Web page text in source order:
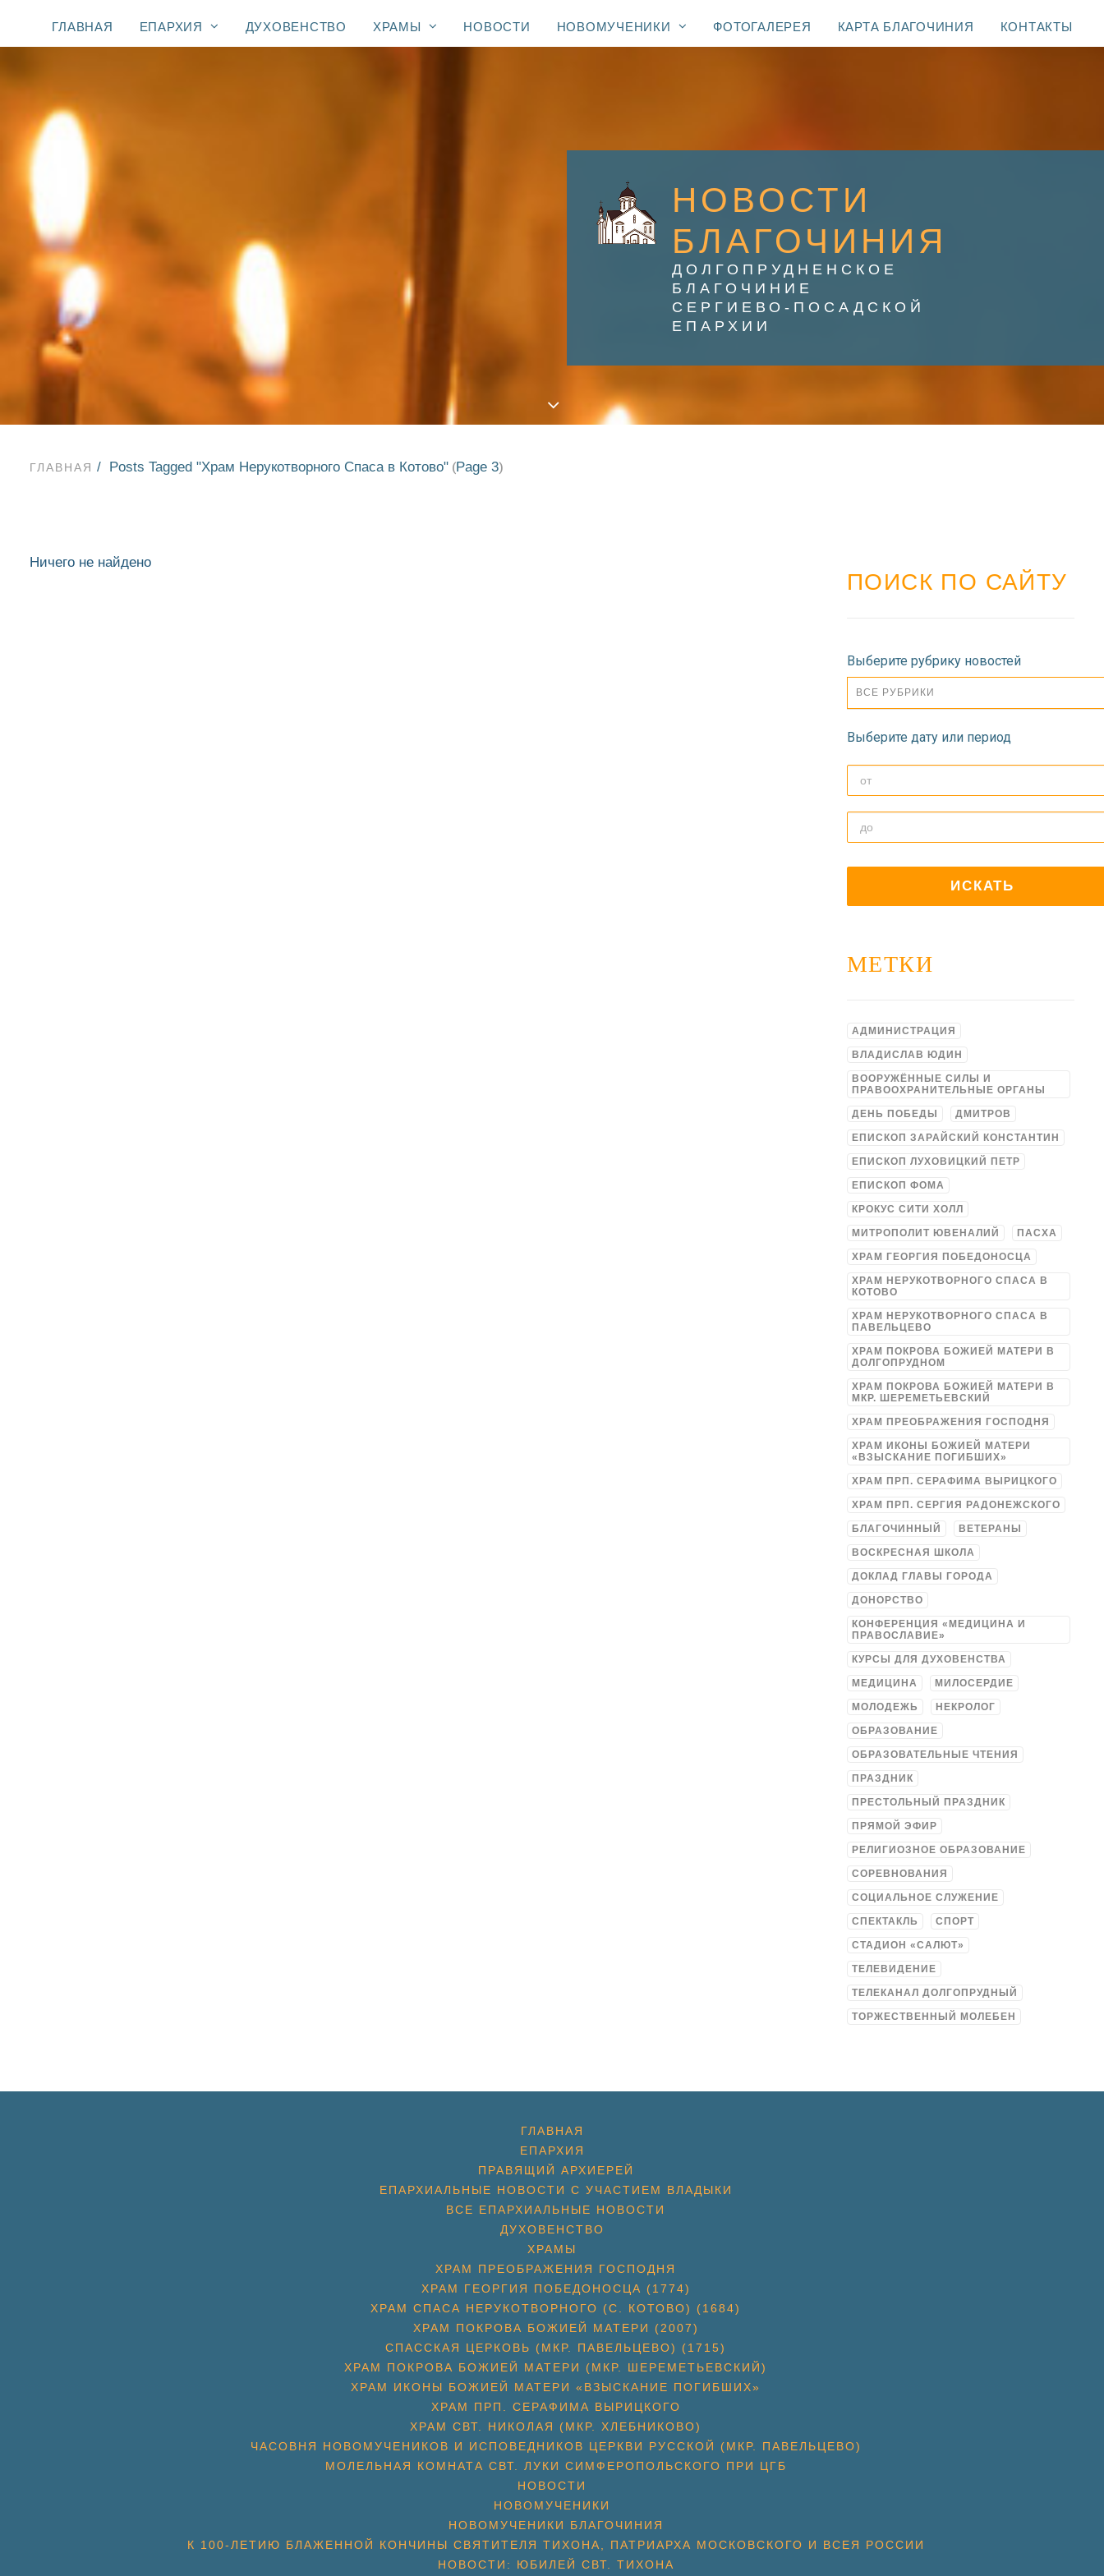
ГЛАВНАЯ ЕПАРХИЯ ДУХОВЕНСТВО ХРАМЫ НОВОСТИ НОВОМУЧЕНИКИ ФОТОГАЛЕРЕЯ КАРТА БЛАГОЧИНИЯ КОНТАКТЫ
НОВОСТИ
БЛАГОЧИНИЯ
ДОЛГОПРУДНЕНСКОЕ
БЛАГОЧИНИЕ
СЕРГИЕВО-ПОСАДСКОЙ
ЕПАРХИИ
ГЛАВНАЯ Posts Tagged "Храм Нерукотворного Спаса в Котово" (Page 3)
Ничего не найдено
ПОИСК ПО САЙТУ
Выберите рубрику новостей
ВСЕ РУБРИКИ
Выберите дату или период
МЕТКИ
АДМИНИСТРАЦИЯ
ВЛАДИСЛАВ ЮДИН
ВООРУЖЁННЫЕ СИЛЫ И
ПРАВООХРАНИТЕЛЬНЫЕ ОРГАНЫ
ДЕНЬ ПОБЕДЫ ДМИТРОВ
ЕПИСКОП ЗАРАЙСКИЙ КОНСТАНТИН
ЕПИСКОП ЛУХОВИЦКИЙ ПЕТР
ЕПИСКОП ФОМА
КРОКУС СИТИ ХОЛЛ
МИТРОПОЛИТ ЮВЕНАЛИЙ ПАСХА
ХРАМ ГЕОРГИЯ ПОБЕДОНОСЦА
ХРАМ НЕРУКОТВОРНОГО СПАСА В
КОТОВО
ХРАМ НЕРУКОТВОРНОГО СПАСА В
ПАВЕЛЬЦЕВО
ХРАМ ПОКРОВА БОЖИЕЙ МАТЕРИ В
ДОЛГОПРУДНОМ
ХРАМ ПОКРОВА БОЖИЕЙ МАТЕРИ В
МКР. ШЕРЕМЕТЬЕВСКИЙ
ХРАМ ПРЕОБРАЖЕНИЯ ГОСПОДНЯ
ХРАМ ИКОНЫ БОЖИЕЙ МАТЕРИ
«ВЗЫСКАНИЕ ПОГИБШИХ»
ХРАМ ПРП. СЕРАФИМА ВЫРИЦКОГО
ХРАМ ПРП. СЕРГИЯ РАДОНЕЖСКОГО
БЛАГОЧИННЫЙ ВЕТЕРАНЫ
ВОСКРЕСНАЯ ШКОЛА
ДОКЛАД ГЛАВЫ ГОРОДА
ДОНОРСТВО
КОНФЕРЕНЦИЯ «МЕДИЦИНА И
ПРАВОСЛАВИЕ»
КУРСЫ ДЛЯ ДУХОВЕНСТВА
МЕДИЦИНА МИЛОСЕРДИЕ
МОЛОДЕЖЬ НЕКРОЛОГ
ОБРАЗОВАНИЕ
ОБРАЗОВАТЕЛЬНЫЕ ЧТЕНИЯ
ПРАЗДНИК
ПРЕСТОЛЬНЫЙ ПРАЗДНИК
ПРЯМОЙ ЭФИР
РЕЛИГИОЗНОЕ ОБРАЗОВАНИЕ
СОРЕВНОВАНИЯ
СОЦИАЛЬНОЕ СЛУЖЕНИЕ
СПЕКТАКЛЬ СПОРТ
СТАДИОН «САЛЮТ»
ТЕЛЕВИДЕНИЕ
ТЕЛЕКАНАЛ ДОЛГОПРУДНЫЙ
ТОРЖЕСТВЕННЫЙ МОЛЕБЕН
ГЛАВНАЯ
ЕПАРХИЯ
ПРАВЯЩИЙ АРХИЕРЕЙ
ЕПАРХИАЛЬНЫЕ НОВОСТИ С УЧАСТИЕМ ВЛАДЫКИ
ВСЕ ЕПАРХИАЛЬНЫЕ НОВОСТИ
ДУХОВЕНСТВО
ХРАМЫ
ХРАМ ПРЕОБРАЖЕНИЯ ГОСПОДНЯ
ХРАМ ГЕОРГИЯ ПОБЕДОНОСЦА (1774)
ХРАМ СПАСА НЕРУКОТВОРНОГО (С. КОТОВО) (1684)
ХРАМ ПОКРОВА БОЖИЕЙ МАТЕРИ (2007)
СПАССКАЯ ЦЕРКОВЬ (МКР. ПАВЕЛЬЦЕВО) (1715)
ХРАМ ПОКРОВА БОЖИЕЙ МАТЕРИ (МКР. ШЕРЕМЕТЬЕВСКИЙ)
ХРАМ ИКОНЫ БОЖИЕЙ МАТЕРИ «ВЗЫСКАНИЕ ПОГИБШИХ»
ХРАМ ПРП. СЕРАФИМА ВЫРИЦКОГО
ХРАМ СВТ. НИКОЛАЯ (МКР. ХЛЕБНИКОВО)
ЧАСОВНЯ НОВОМУЧЕНИКОВ И ИСПОВЕДНИКОВ ЦЕРКВИ РУССКОЙ (МКР. ПАВЕЛЬЦЕВО)
МОЛЕЛЬНАЯ КОМНАТА СВТ. ЛУКИ СИМФЕРОПОЛЬСКОГО ПРИ ЦГБ
НОВОСТИ
НОВОМУЧЕНИКИ
НОВОМУЧЕНИКИ БЛАГОЧИНИЯ
К 100-ЛЕТИЮ БЛАЖЕННОЙ КОНЧИНЫ СВЯТИТЕЛЯ ТИХОНА, ПАТРИАРХА МОСКОВСКОГО И ВСЕЯ РОССИИ
НОВОСТИ: ЮБИЛЕЙ СВТ. ТИХОНА